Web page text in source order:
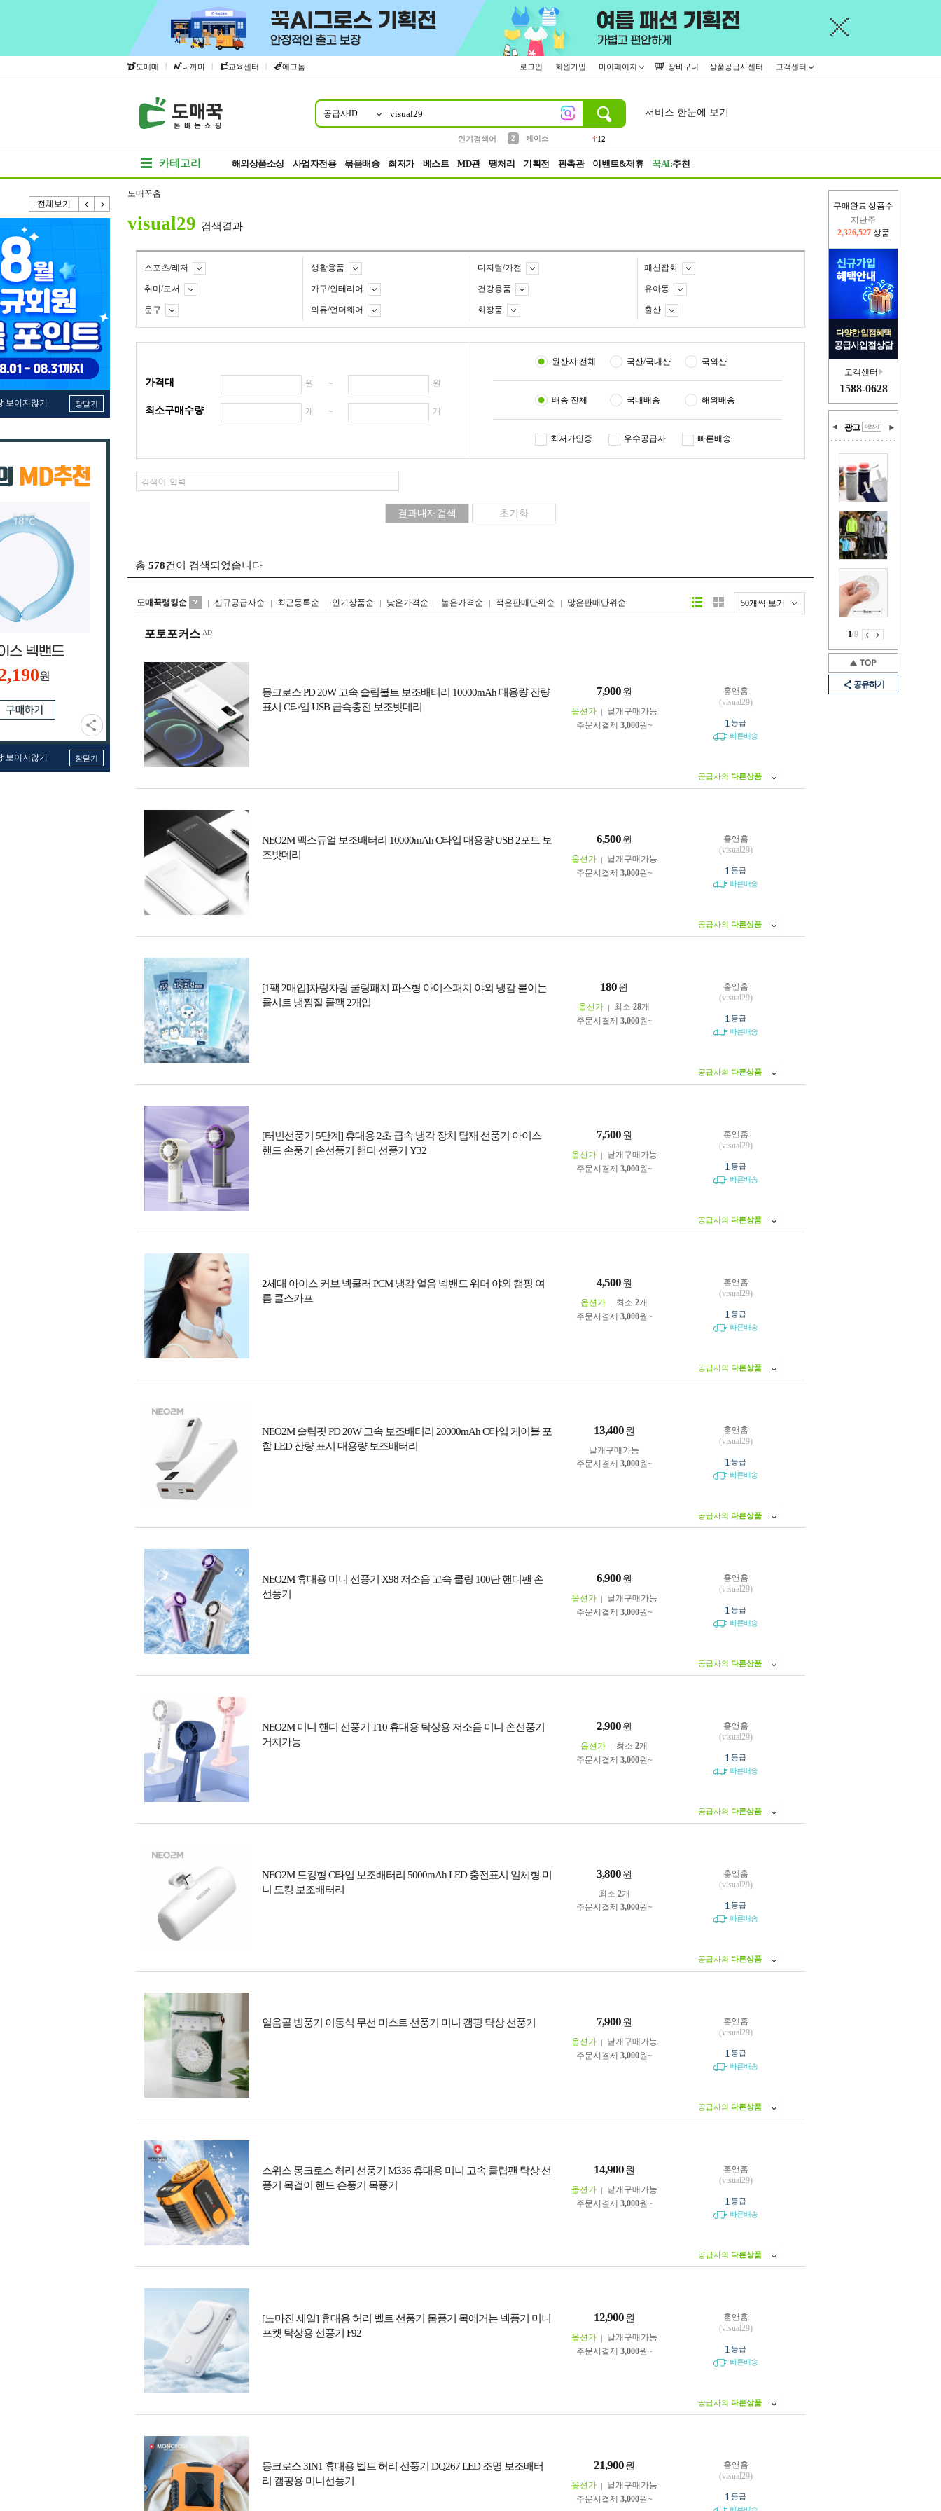
도매매 | 나까마 | 교육센터 | 에그돔 로그인 회원가입 마이페이지 장바구니 상품공급사센터 고객센터
공급사ID
인기검색어
2
케이스
12
서비스 한눈에 보기
카테고리 해외상품소싱 사업자전용 묶음배송 최저가 베스트 MD관 땡처리 기획전 판촉관 이벤트&제휴 꾹AI:추천
전체보기
보이지않기 창닫기
원
보이지않기 창닫기
구매완료 상품수
이번주
2,227,126 상품
다양한 입점혜택
공급사입점상담
고객센터
1588-0628
광고
1/9
공유하기
도매꾹홈
visual29 검색결과
스포츠/레저 생활용품 디지털/가전 패션잡화
취미/도서 가구/인테리어 건강용품 유아동
문구 의류/언더웨어 화장품 출산
가격대 원 ~ 원
최소구매수량 개 ~ 개
원산지 전체 국산/국내산 국외산
배송 전체 국내배송 해외배송
최저가인증 우수공급사 빠른배송
총 578건이 검색되었습니다
도매꾹랭킹순 신규공급사순 최근등록순 인기상품순 낮은가격순 높은가격순 적은판매단위순 많은판매단위순 50개씩 보기
리스트형갤러리형
포토포커스
몽크로스 PD 20W 고속 슬림볼트 보조배터리 10000mAh 대용량 잔량
표시 C타입 USB 급속충전 보조밧데리
7,900 원
옵션가
낱개구매가능
주문시결제 3,000원~
홈앤홈
(visual29)
1 등급
빠른배송
공급사의 다른상품
NEO2M 맥스듀얼 보조배터리 10000mAh C타입 대용량 USB 2포트 보
조밧데리
6,500 원
옵션가
낱개구매가능
주문시결제 3,000원~
홈앤홈
(visual29)
1 등급
빠른배송
공급사의 다른상품
[1팩 2매입]차링차링 쿨링패치 파스형 아이스패치 야외 냉감 붙이는
쿨시트 냉찜질 쿨팩 2개입
180 원
옵션가 최소 28개
주문시결제 3,000원~
홈앤홈
(visual29)
1 등급
빠른배송
공급사의 다른상품
[터빈선풍기 5단계] 휴대용 2초 급속 냉각 장치 탑재 선풍기 아이스
핸드 손풍기 손선풍기 핸디 선풍기 Y32
7,500 원
옵션가
낱개구매가능
주문시결제 3,000원~
홈앤홈
(visual29)
1 등급
빠른배송
공급사의 다른상품
2세대 아이스 커브 넥쿨러 PCM 냉감 얼음 넥밴드 워머 야외 캠핑 여
름 쿨스카프
4,500 원
옵션가 최소 2개
주문시결제 3,000원~
홈앤홈
(visual29)
1 등급
빠른배송
공급사의 다른상품
NEO2M 슬림핏 PD 20W 고속 보조배터리 20000mAh C타입 케이블 포
함 LED 잔량 표시 대용량 보조배터리
13,400 원
낱개구매가능
주문시결제 3,000원~
홈앤홈
(visual29)
1 등급
빠른배송
공급사의 다른상품
NEO2M 휴대용 미니 선풍기 X98 저소음 고속 쿨링 100단 핸디팬 손
선풍기
6,900 원
옵션가
낱개구매가능
주문시결제 3,000원~
홈앤홈
(visual29)
1 등급
빠른배송
공급사의 다른상품
NEO2M 미니 핸디 선풍기 T10 휴대용 탁상용 저소음 미니 손선풍기
거치가능
2,900 원
옵션가 최소 2개
주문시결제 3,000원~
홈앤홈
(visual29)
1 등급
빠른배송
공급사의 다른상품
NEO2M 도킹형 C타입 보조배터리 5000mAh LED 충전표시 일체형 미
니 도킹 보조배터리
3,800 원
최소 2개
주문시결제 3,000원~
홈앤홈
(visual29)
1 등급
빠른배송
공급사의 다른상품
얼음골 빙풍기 이동식 무선 미스트 선풍기 미니 캠핑 탁상 선풍기 7,900 원
옵션가
낱개구매가능
주문시결제 3,000원~
홈앤홈
(visual29)
1 등급
빠른배송
공급사의 다른상품
스위스 몽크로스 허리 선풍기 M336 휴대용 미니 고속 클립팬 탁상 선
풍기 목걸이 핸드 손풍기 목풍기
14,900 원
옵션가
낱개구매가능
주문시결제 3,000원~
홈앤홈
(visual29)
1 등급
빠른배송
공급사의 다른상품
[노마진 세일] 휴대용 허리 벨트 선풍기 몸풍기 목에거는 넥풍기 미니
포켓 탁상용 선풍기 F92
12,900 원
옵션가
낱개구매가능
주문시결제 3,000원~
홈앤홈
(visual29)
1 등급
빠른배송
공급사의 다른상품
몽크로스 3IN1 휴대용 벨트 허리 선풍기 DQ267 LED 조명 보조배터
리 캠핑용 미니선풍기
21,900 원
옵션가
낱개구매가능
주문시결제 3,000원~
홈앤홈
(visual29)
1 등급